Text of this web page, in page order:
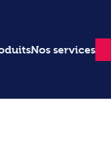
Nos services